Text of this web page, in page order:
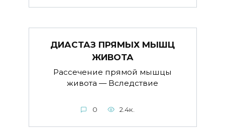
ДИАСТАЗ ПРЯМЫХ МЫШЦ
ЖИВОТА
Рассечение прямой мышцы
живота — Вследствие
0 2.4к.